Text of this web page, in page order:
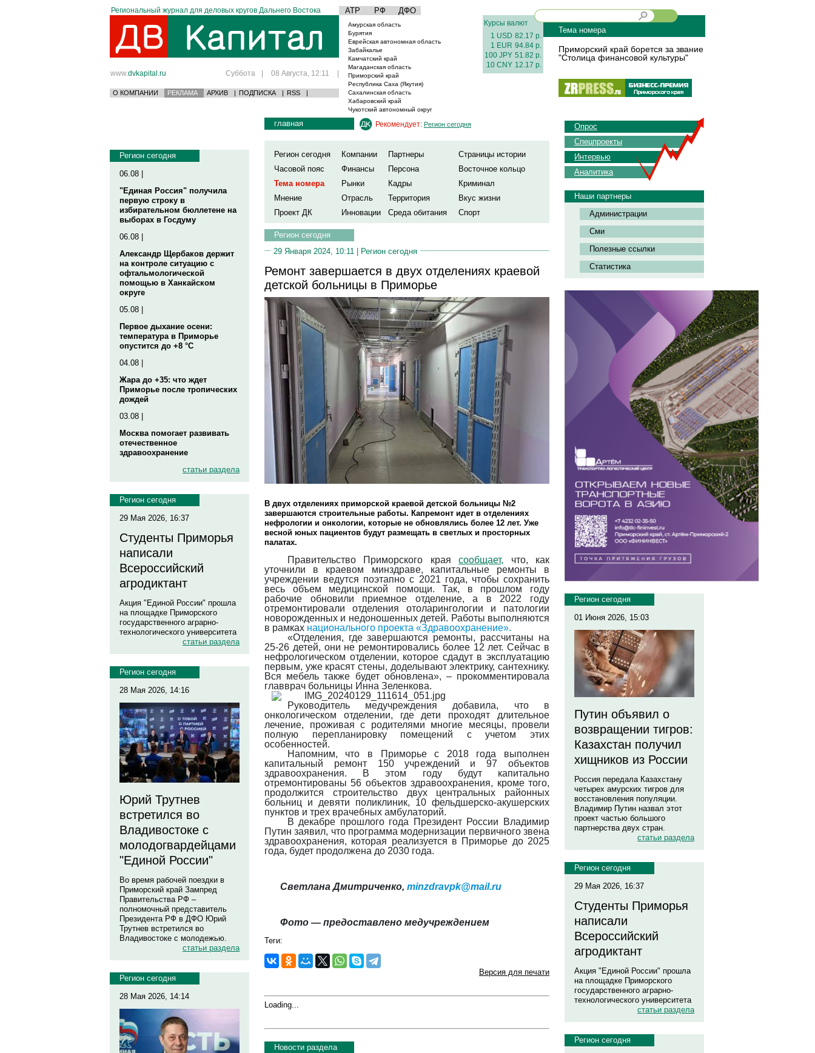
Региональный журнал для деловых кругов Дальнего Востока АТР РФ ДФО
www.dvkapital.ru Суббота | 08 Августа, 12:11 |
О КОМПАНИИ РЕКЛАМА АРХИВ | ПОДПИСКА | RSS |
Амурская область
Бурятия
Еврейская автономная область
Забайкалье
Камчатский край
Магаданская область
Приморский край
Республика Саха (Якутия)
Сахалинская область
Хабаровский край
Чукотский автономный округ
Курсы валют
1 USD 82.17 р.
1 EUR 94.84 р.
100 JPY 51.82 р.
10 CNY 12.17 р.
Тема номера
Приморский край борется за звание
"Столица финансовой культуры"
Регион сегодня
06.08 |
"Единая Россия" получила
первую строку в
избирательном бюллетене на
выборах в Госдуму
06.08 |
Александр Щербаков держит
на контроле ситуацию с
офтальмологической
помощью в Ханкайском
округе
05.08 |
Первое дыхание осени:
температура в Приморье
опустится до +8 °C
04.08 |
Жара до +35: что ждет
Приморье после тропических
дождей
03.08 |
Москва помогает развивать
отечественное
здравоохранение
статьи раздела
Регион сегодня
29 Мая 2026, 16:37
Студенты Приморья
написали
Всероссийский
агродиктант
Акция "Единой России" прошла
на площадке Приморского
государственного аграрно-
технологического университета
статьи раздела
Регион сегодня
28 Мая 2026, 14:16
Юрий Трутнев
встретился во
Владивостоке с
молодогвардейцами
"Единой России"
Во время рабочей поездки в
Приморский край Зампред
Правительства РФ –
полномочный представитель
Президента РФ в ДФО Юрий
Трутнев встретился во
Владивостоке с молодежью.
статьи раздела
Регион сегодня
28 Мая 2026, 14:14
главная Рекомендует: Регион сегодня
Регион сегодня Компании Партнеры
Страницы истории
Часовой пояс
Финансы Персона
Восточное кольцо
Тема номера
Рынки Кадры
Криминал
Мнение
Отрасль Территория
Вкус жизни
Проект ДК
Инновации Среда обитания Спорт
Регион сегодня
29 Января 2024, 10:11 | Регион сегодня
Ремонт завершается в двух отделениях краевой
детской больницы в Приморье
В двух отделениях приморской краевой детской больницы №2
завершаются строительные работы. Капремонт идет в отделениях
нефрологии и онкологии, которые не обновлялись более 12 лет. Уже
весной юных пациентов будут размещать в светлых и просторных
палатах.
Правительство Приморского краясообщает, что, как
уточнили в краевом минздраве, капитальные ремонты в
учреждении ведутся поэтапно с 2021 года, чтобы сохранить
весь объем медицинской помощи. Так, в прошлом году
рабочие обновили приемное отделение, а в 2022 году
отремонтировали отделения отоларингологии и патологии
новорожденных и недоношенных детей. Работы выполняются
в рамках национального проекта «Здравоохранение».
«Отделения, где завершаются ремонты, рассчитаны на
25-26 детей, они не ремонтировались более 12 лет. Сейчас в
нефрологическом отделении, которое сдадут в эксплуатацию
первым, уже красят стены, доделывают электрику, сантехнику.
Вся мебель также будет обновлена», – прокомментировала
главврач больницы Инна Зеленкова.
Руководитель медучреждения добавила, что в
онкологическом отделении, где дети проходят длительное
лечение, проживая с родителями многие месяцы, провели
полную перепланировку помещений с учетом этих
особенностей.
Напомним, что в Приморье с 2018 года выполнен
капитальный ремонт 150 учреждений и 97 объектов
здравоохранения. В этом году будут капитально
отремонтированы 56 объектов здравоохранения, кроме того,
продолжится строительство двух центральных районных
больниц и девяти поликлиник, 10 фельдшерско-акушерских
пунктов и трех врачебных амбулаторий.
В декабре прошлого года Президент России Владимир
Путин заявил, что программа модернизации первичного звена
здравоохранения, которая реализуется в Приморье до 2025
года, будет продолжена до 2030 года.
Светлана Дмитриченко, minzdravpk@mail.ru
Фото — предоставлено медучреждением
Теги:
Версия для печати
Loading...
Новости раздела
Опрос
Спецпроекты
Интервью
Аналитика
Наши партнеры
Администрации
Сми
Полезные ссылки
Статистика
Регион сегодня
01 Июня 2026, 15:03
Путин объявил о
возвращении тигров:
Казахстан получил
хищников из России
Россия передала Казахстану
четырех амурских тигров для
восстановления популяции.
Владимир Путин назвал этот
проект частью большого
партнерства двух стран.
статьи раздела
Регион сегодня
29 Мая 2026, 16:37
Студенты Приморья
написали
Всероссийский
агродиктант
Акция "Единой России" прошла
на площадке Приморского
государственного аграрно-
технологического университета
статьи раздела
Регион сегодня